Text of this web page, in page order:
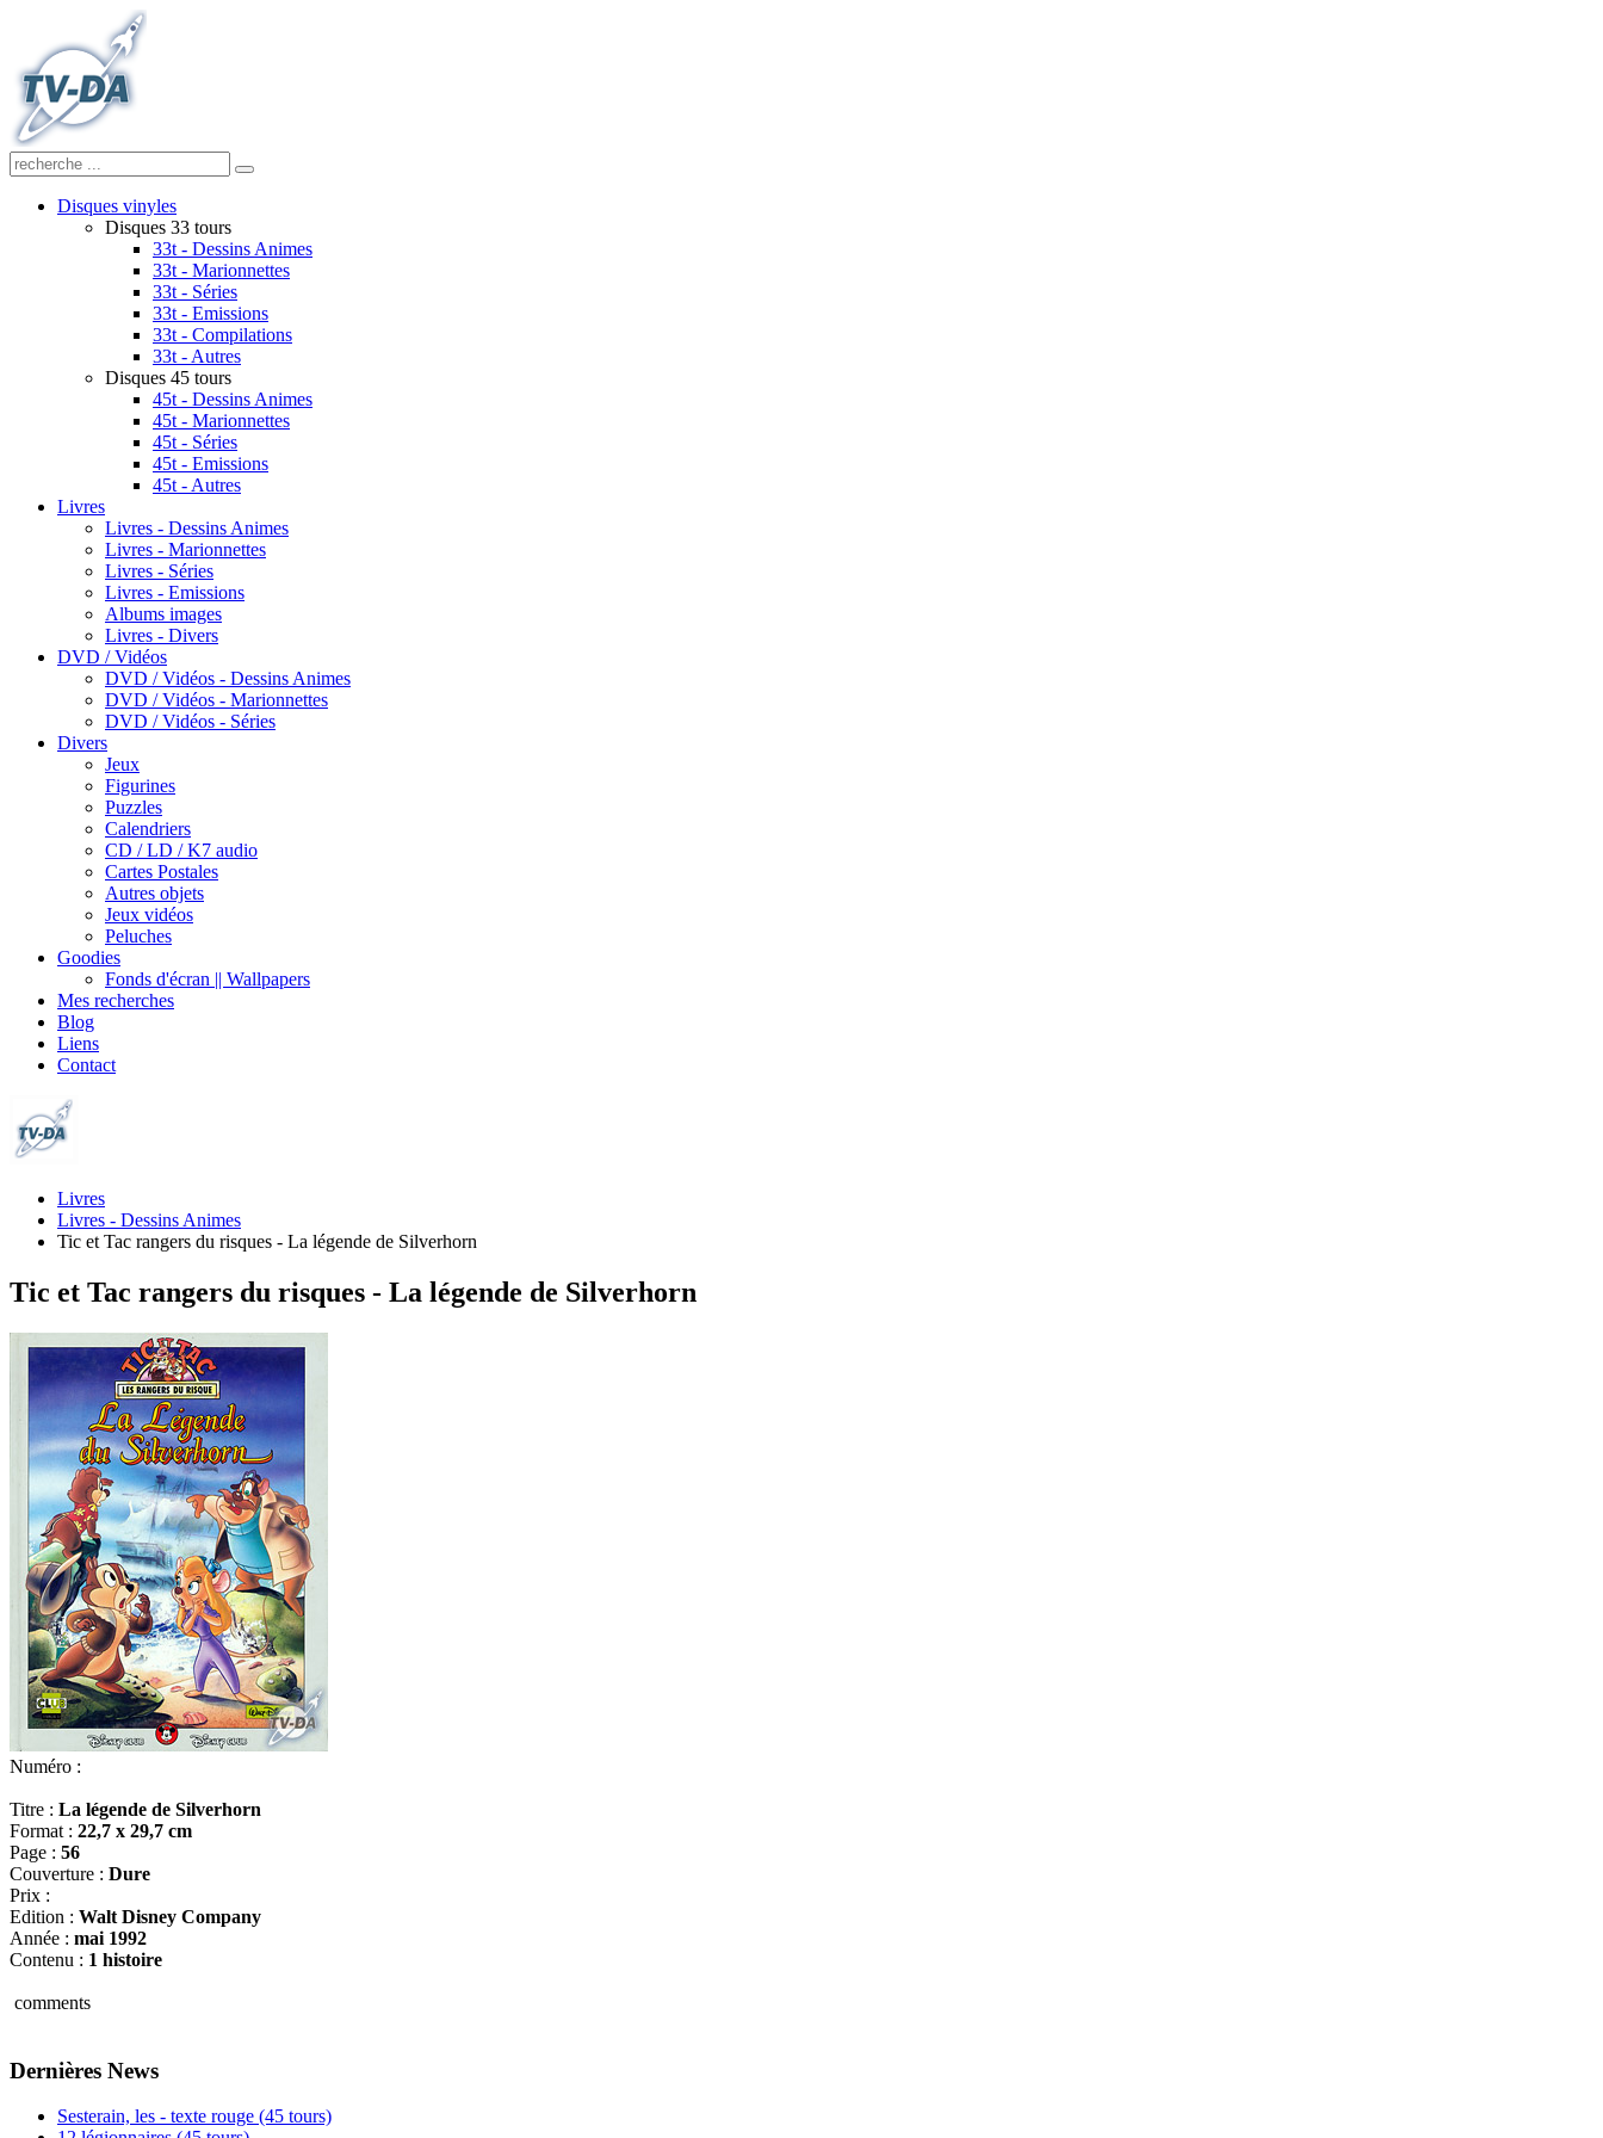
Disques vinyles
Disques 33 tours
33t - Dessins Animes
33t - Marionnettes
33t - Séries
33t - Emissions
33t - Compilations
33t - Autres
Disques 45 tours
45t - Dessins Animes
45t - Marionnettes
45t - Séries
45t - Emissions
45t - Autres
Livres
Livres - Dessins Animes
Livres - Marionnettes
Livres - Séries
Livres - Emissions
Albums images
Livres - Divers
DVD / Vidéos
DVD / Vidéos - Dessins Animes
DVD / Vidéos - Marionnettes
DVD / Vidéos - Séries
Divers
Jeux
Figurines
Puzzles
Calendriers
CD / LD / K7 audio
Cartes Postales
Autres objets
Jeux vidéos
Peluches
Goodies
Fonds d'écran || Wallpapers
Mes recherches
Blog
Liens
Contact
Livres
Livres - Dessins Animes
Tic et Tac rangers du risques - La légende de Silverhorn
Tic et Tac rangers du risques - La légende de Silverhorn
Numéro :
Titre : La légende de Silverhorn
Format : 22,7 x 29,7 cm
Page : 56
Couverture : Dure
Prix :
Edition : Walt Disney Company
Année : mai 1992
Contenu : 1 histoire
comments
Dernières News
Sesterain, les - texte rouge (45 tours)